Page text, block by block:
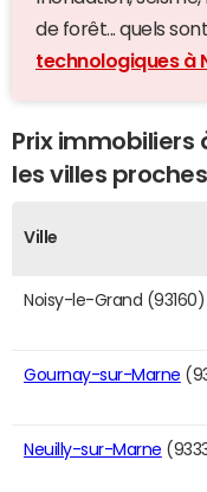
de forêt... quels
technologiques à
Prix immobiliers
les villes proches
Ville
Noisy-le-Grand (93160)
Gournay-sur-Marne
Neuilly-sur-Marne